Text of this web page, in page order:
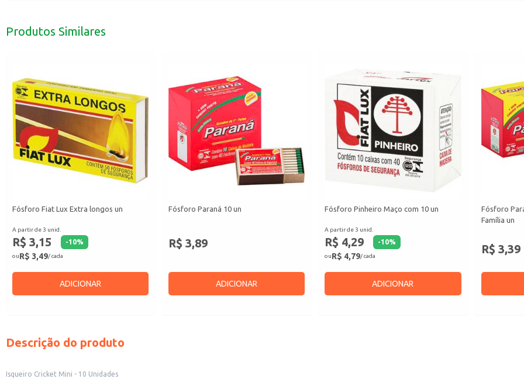
Produtos Similares
Fósforo Fiat Lux Extra longos un
A partir de 3 unid.
R$ 3,15 -10%
ouR$ 3,49/ cada
ADICIONAR
Fósforo Paraná 10 un
R$ 3,89
ADICIONAR
Fósforo Pinheiro Maço com 10 un
A partir de 3 unid.
R$ 4,29 -10%
ouR$ 4,79/ cada
ADICIONAR
Fósforo
Família un
R$ 3,39
Descrição do produto
Isqueiro Cricket Mini - 10 Unidades